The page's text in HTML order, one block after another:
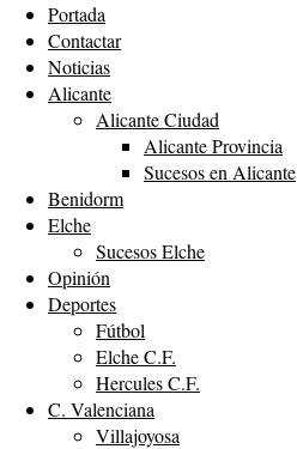
Portada
Contactar
Noticias
Alicante
Alicante Ciudad
Alicante Provincia
Sucesos en Alicante
Benidorm
Elche
Sucesos Elche
Opinión
Deportes
Fútbol
Elche C.F.
Hercules C.F.
C. Valenciana
Villajoyosa